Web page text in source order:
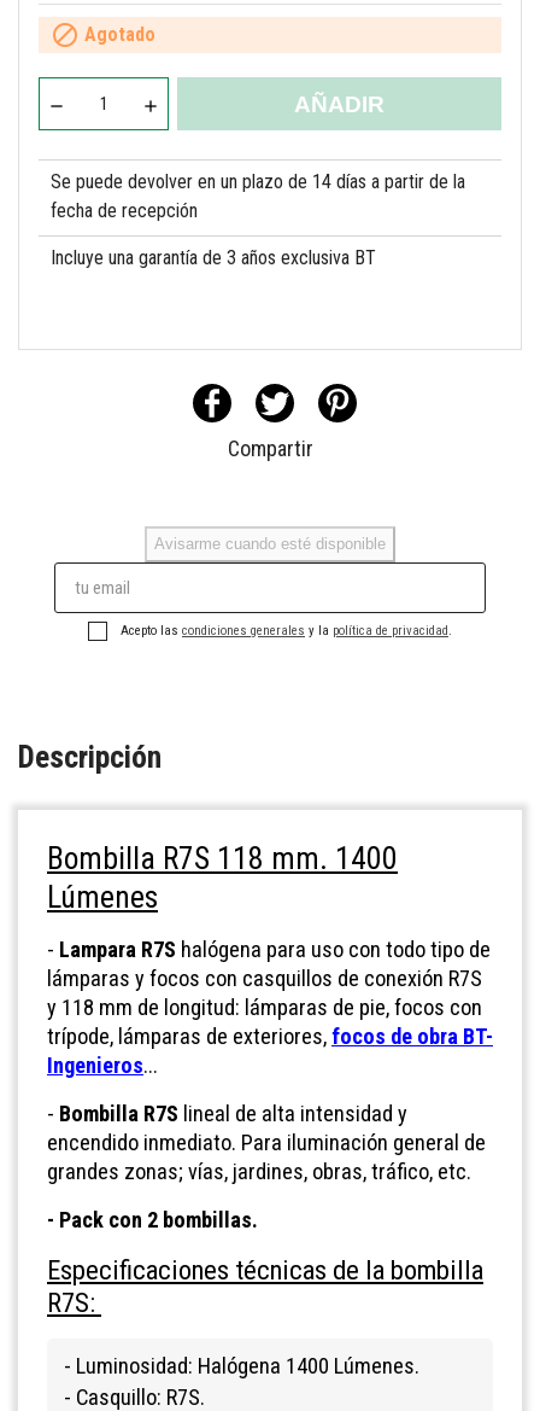
 Agotado
AÑADIR
Se puede devolver en un plazo de 14 días a partir de la
fecha de recepción
Incluye una garantía de 3 años exclusiva BT
Compartir
Avisarme cuando esté disponible
Acepto las condiciones generales y la política de privacidad .
Descripción
Bombilla R7S 118 mm. 1400
Lúmenes
- Lampara R7S halógena para uso con todo tipo de
lámparas y focos con casquillos de conexión R7S
y 118 mm de longitud: lámparas de pie, focos con
trípode, lámparas de exteriores,focos de obra BT-
Ingenieros...
- Bombilla R7S lineal de alta intensidad y
encendido inmediato. Para iluminación general de
grandes zonas; vías, jardines, obras, tráfico, etc.
- Pack con 2 bombillas.
Especificaciones técnicas de la bombilla
R7S:
- Luminosidad: Halógena 1400 Lúmenes.
- Casquillo: R7S.